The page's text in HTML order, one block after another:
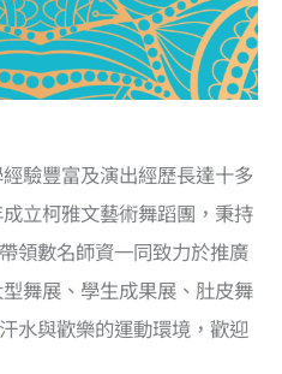
驗豐富及演出經歷長達十多
立柯雅文藝術舞蹈團，秉持
領數名師資一同致力於推廣
舞展、學生成果展、肚皮舞
與歡樂的運動環境，歡迎